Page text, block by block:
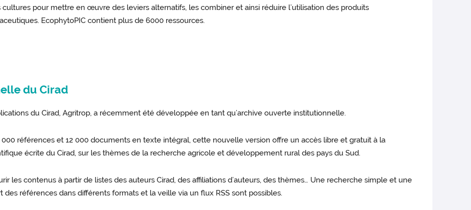
cultures pour mettre en œuvre des leviers alternatifs, les combiner et ainsi réduire l’utilisation des produits
EcophytoPIC contient plus de 6000 ressources.
du Cirad
du Cirad, Agritrop, a récemment été développée en tant qu’archive ouverte institutionnelle.
références et 12 000 documents en texte intégral, cette nouvelle version offre un accès libre et gratuit à la
écrite du Cirad, sur les thèmes de la recherche agricole et développement rural des pays du Sud.
les contenus à partir de listes des auteurs Cirad, des affiliations d’auteurs, des thèmes… Une recherche simple et une
références dans différents formats et la veille via un flux RSS sont possibles.